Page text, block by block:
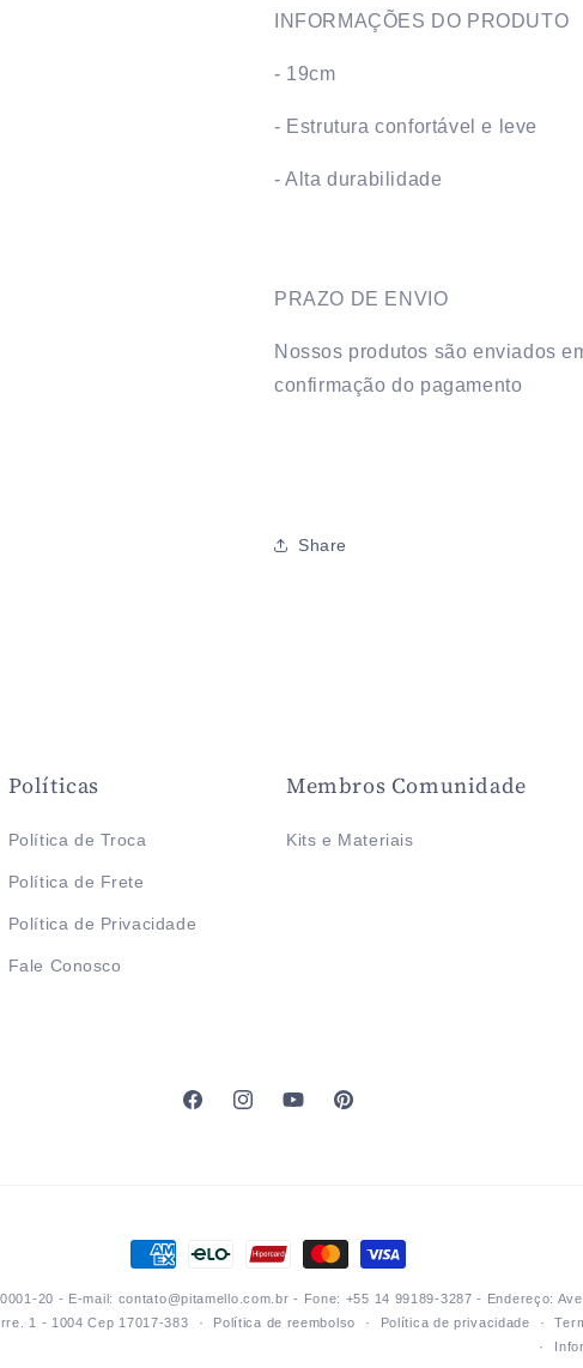
INFORMAÇÕES DO PRODUTO
- 19cm
- Estrutura confortável e leve
- Alta durabilidade
PRAZO DE ENVIO
Nossos produtos são enviados
confirmação do pagamento
Share
Políticas
Política de Troca
Política de Frete
Política de Privacidade
Fale Conosco
Membros Comunidade
Kits e Materiais
FacebookInstagramYouTubePinterest
Formas
pagamento
20 - E-mail: contato@pitamello.com.br - Fone: +55 14 99189-3287 - Endereço:
1 - 1004 Cep 17017-383
Política de reembolso Política de privacidade